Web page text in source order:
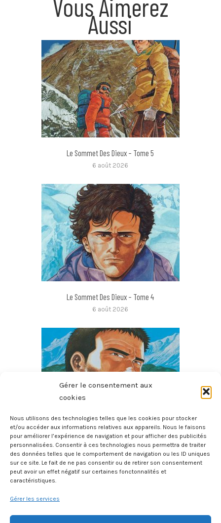
Gérer le consentement aux
cookies
Nous utilisons des technologies telles que les cookies pour stocker
et/ou accéder aux informations relatives aux appareils. Nous le faisons
pour améliorer l’expérience de navigation et pour afficher des publicités
personnalisées. Consentir à ces technologies nous permettra de traiter
des données telles que le comportement de navigation ou les ID uniques
sur ce site. Le fait de ne pas consentir ou de retirer son consentement
peut avoir un effet négatif sur certaines fonctonnalités et
caractéristiques.
Gérer les services
Vous Aimerez
Aussi
Le Sommet Des Dieux – Tome 5
6 août 2026
Le Sommet Des Dieux – Tome 4
6 août 2026
Le Sommet Des Dieux – Tome 3
6 août 2026